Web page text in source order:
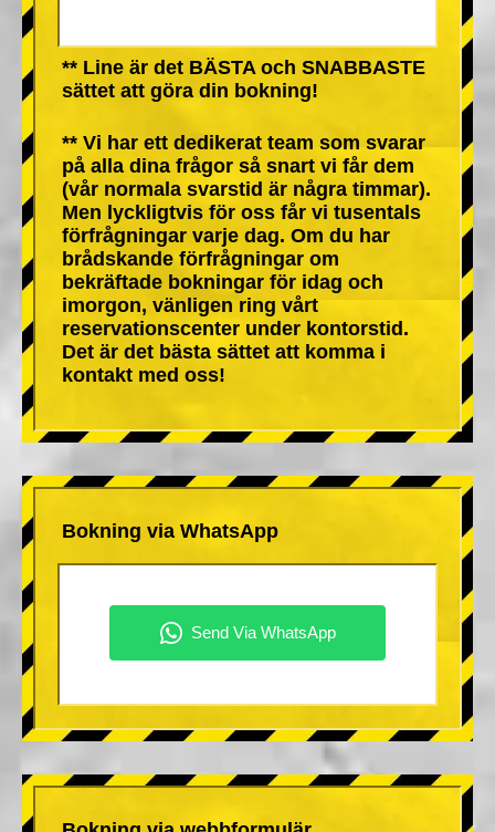
** Line är det BÄSTA och SNABBASTE
sättet att göra din bokning!
** Vi har ett dedikerat team som svarar
på alla dina frågor så snart vi får dem
(vår normala svarstid är några timmar).
Men lyckligtvis för oss får vi tusentals
förfrågningar varje dag. Om du har
brådskande förfrågningar om
bekräftade bokningar för idag och
imorgon, vänligen ring vårt
reservationscenter under kontorstid.
Det är det bästa sättet att komma i
kontakt med oss!
Bokning via WhatsApp